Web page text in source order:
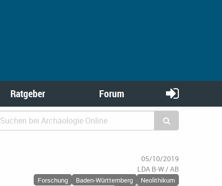
Ratgeber Forum
05/10/2019
LDA B-W / AB
Forschung Baden-Württemberg
Neolithikum